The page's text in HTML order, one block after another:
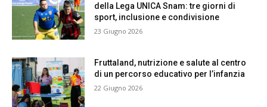
della Lega UNICA Snam: tre giorni di
sport, inclusione e condivisione
23 Giugno 2026
Fruttaland, nutrizione e salute al centro
di un percorso educativo per l’infanzia
22 Giugno 2026